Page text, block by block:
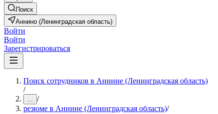
Поиск
Аннино (Ленинградская область)
Войти
Войти
Зарегистрироваться
Поиск сотрудников в Аннине (Ленинградская область)
/
... /
резюме в Аннине (Ленинградская область)/